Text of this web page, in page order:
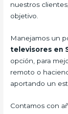
nuestros
objetivo.
Manejamos un
televisores en
opción, para
remoto o
aportando un
Contamos con